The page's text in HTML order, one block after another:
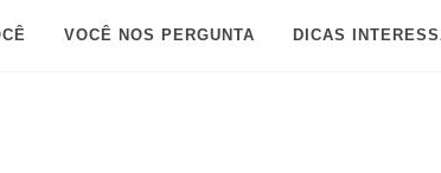
VOCÊ NOS PERGUNTA DICAS